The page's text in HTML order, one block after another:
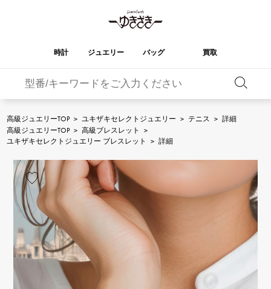
時計 ジュエリー バッグ 買取
OMEGA
オメガ ブライトリング
A.LANGE & SOHNE
ランゲ＆ゾーネ
Breguet
PATEK PHILIPPE
パテック・フィリップ
IWC
FRANCK MULLER
フランク・ミュラー
VACHERON
CONSTANTIN
ヴァシュロン・コンスタ
ンタン
YUKIZAKI
ジュエリー
ジュエリー
レガリア ダブルトップ
YOBIKO
ヨビコ
NOMBRE
NOMBRE putite
ノンブルプティ
ALPHA putite
アルファプティ
RICH CROSS
リッチクロス
TwinPinky
ツインピンキー
バーキン オータクロア
ケリー
ガーデンパーティー エブリン
財布
小物
エルメスバッグ
高級ジュエリーTOP > ユキザキセレクトジュエリー > テニス > 詳細
高級ジュエリーTOP > 高級ブレスレット
>
ユキザキセレクトジュエリー ブレスレット
> 詳細